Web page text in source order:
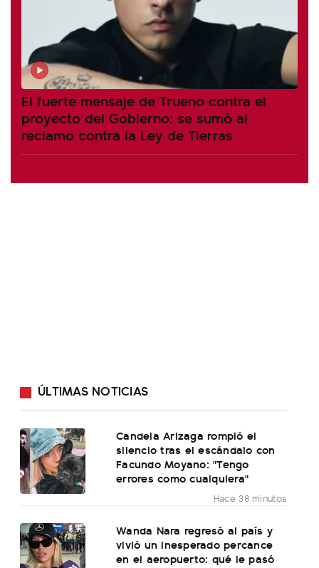
El fuerte mensaje de Trueno contra el
proyecto del Gobierno: se sumó al
reclamo contra la Ley de Tierras
ÚLTIMAS NOTICIAS
Candela Arizaga rompió el
silencio tras el escándalo con
Facundo Moyano: "Tengo
errores como cualquiera"
Hace 38 minutos
Wanda Nara regresó al país y
vivió un inesperado percance
en el aeropuerto: qué le pasó